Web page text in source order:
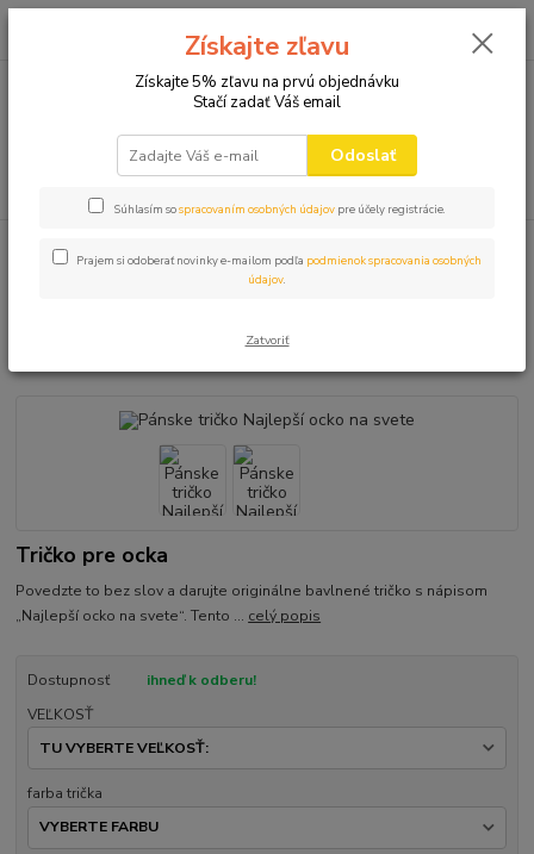
0,00 EUR
ocko na svete
Tričko pre ocka
Povedzte to bez slov a darujte originálne bavlnené tričko s nápisom
„Najlepší ocko na svete“. Tento ... celý popis
Dostupnosť
ihneď k odberu!
VEĽKOSŤ
farba trička
Získajte zľavu
Získajte 5% zľavu na prvú objednávku
Stačí zadať Váš email
Odoslať
Súhlasím sospracovaním osobných údajov pre účely registrácie.
Prajem si odoberať novinky e-mailom podľa podmienok spracovania osobných
údajov.
Zatvoriť